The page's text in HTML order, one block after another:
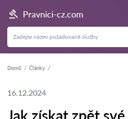
Pravnici-cz.com
Domů Články
16.12.2024
Jak získat zpět